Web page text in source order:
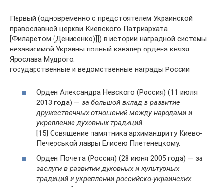
Первый (одновременно с предстоятелем Украинской
православной церкви Киевского Патриархата
[Филаретом (Денисенко)]]) в истории наградной системы
независимой Украины полный кавалер ордена князя
Ярослава Мудрого.
государственные и ведомственные награды России
Орден Александра Невского (Россия) (11 июля
2013 года) — за большой вклад в развитие
дружественных отношений между народами и
укрепление духовных традиций
[15] Освящение памятника архимандриту Киево-
Печерськой лавры Елисею Плетенецкому.
Орден Почета (Россия) (28 июня 2005 года) — за
заслуги в развитии духовных и культурных
традиций и укреплении российско-украинских